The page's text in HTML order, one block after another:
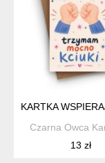
KARTKA
Czarna Owca
13 zł